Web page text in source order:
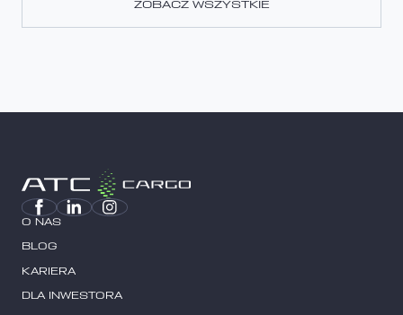
ZOBACZ WSZYSTKIE
O NAS
BLOG
KARIERA
DLA INWESTORA